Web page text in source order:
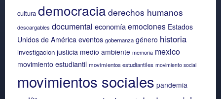
cultura democracia derechos humanos
descargables documental economíaemociones Estados
Unidos de América eventos gobernanza género historia
investigacion justicia medio ambiente memoria mexico
movimiento estudiantil movimientos estudiantiles movimiento social
movimientos sociales pandemia